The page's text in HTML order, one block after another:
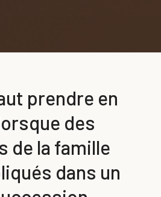
prendre en
des
de la famille
dans un